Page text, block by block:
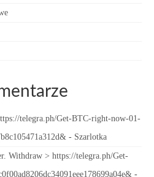
telegra.ph/Get-BTC-right-now-01-
- Szarlotka
Withdrаw > https://telegra.ph/Get-
-